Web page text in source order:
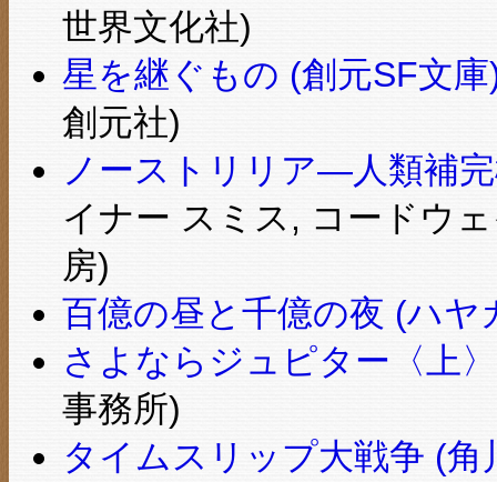
世界文化社)
星を継ぐもの (創元SF文庫
創元社)
ノーストリリア―人類補
イナー スミス, コードウ
房)
百億の昼と千億の夜 (ハヤ
さよならジュピター〈上
事務所)
タイムスリップ大戦争 (角